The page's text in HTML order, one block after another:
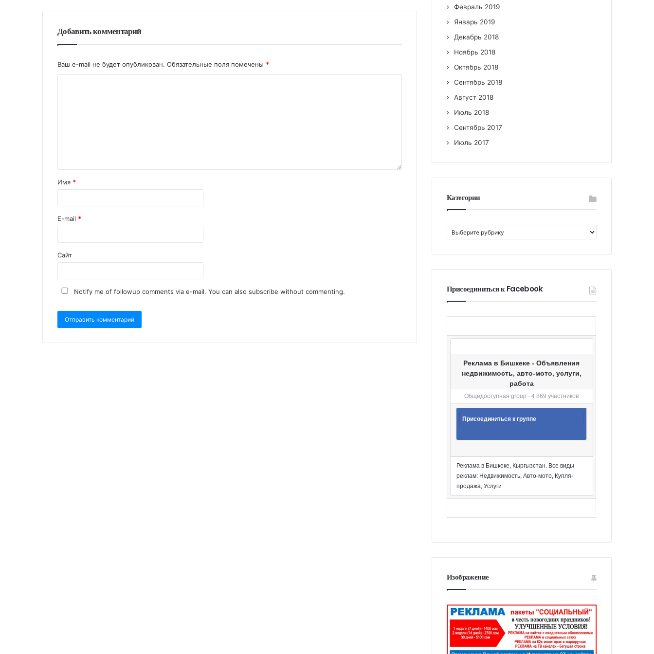
Добавить комментарий
Ваш e-mail не будет опубликован. Обязательные поля помечены *
Имя *
E-mail *
Сайт
Notify me of followup comments via e-mail. You can also subscribe without commenting.
Февраль 2019
Январь 2019
Декабрь 2018
Ноябрь 2018
Октябрь 2018
Сентябрь 2018
Август 2018
Июль 2018
Сентябрь 2017
Июль 2017
Категории
а
г
р
и
Присоединиться к Facebook
Реклама в Бишкеке - Объявления
недвижимость, авто-мото, услуги,
работа
Общедоступная group · 4 869 участников
Присоединиться к группе
Реклама в Бишкеке, Кыргызстан. Все виды
реклам: Недвижимость, Авто-мото, Купля-
продажа, Услуги
Изображение